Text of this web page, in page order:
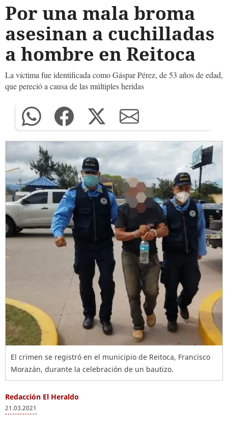
Por una mala broma
asesinan a cuchilladas
a hombre en Reitoca
La víctima fue identificada como Gáspar Pérez, de 53 años de edad,
que pereció a causa de las múltiples heridas
El crimen se registró en el municipio de Reitoca, Francisco
Morazán, durante la celebración de un bautizo.
Redacción El Heraldo
21.03.2021